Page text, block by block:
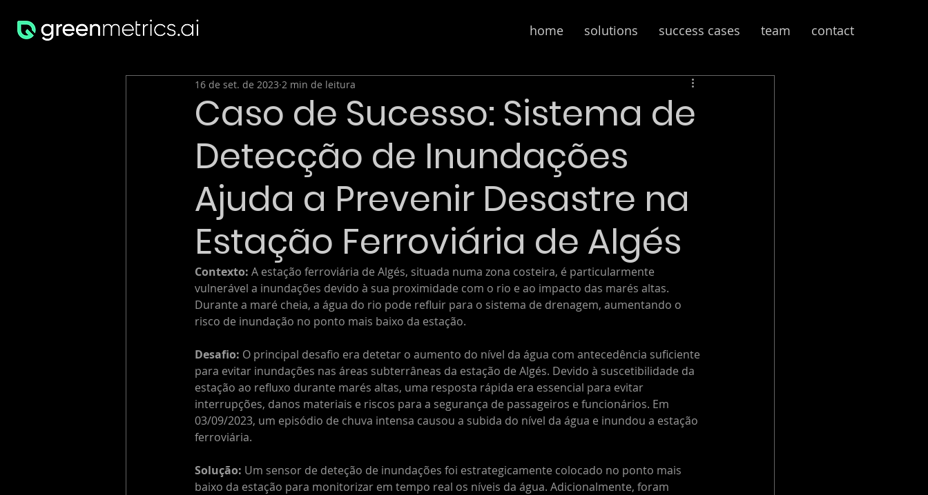
home solutions success cases team contact
Caso de Sucesso: Sistema de
Detecção de Inundações
Ajuda a Prevenir Desastre na
Estação Ferroviária de Algés
16 de set. de 2023 2 min de leitura
Contexto: A estação ferroviária de Algés, situada numa zona costeira, é particularmente
vulnerável a inundações devido à sua proximidade com o rio e ao impacto das marés altas.
Durante a maré cheia, a água do rio pode refluir para o sistema de drenagem, aumentando o
risco de inundação no ponto mais baixo da estação.
Desafio: O principal desafio era detetar o aumento do nível da água com antecedência suficiente
para evitar inundações nas áreas subterrâneas da estação de Algés. Devido à suscetibilidade da
estação ao refluxo durante marés altas, uma resposta rápida era essencial para evitar
interrupções, danos materiais e riscos para a segurança de passageiros e funcionários. Em
03/09/2023, um episódio de chuva intensa causou a subida do nível da água e inundou a estação
ferroviária.
Solução: Um sensor de deteção de inundações foi estrategicamente colocado no ponto mais
baixo da estação para monitorizar em tempo real os níveis da água. Adicionalmente, foram